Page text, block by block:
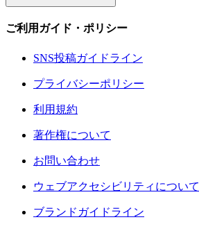
ご利用ガイド・ポリシー
SNS投稿ガイドライン
プライバシーポリシー
利用規約
著作権について
お問い合わせ
ウェブアクセシビリティについて
ブランドガイドライン